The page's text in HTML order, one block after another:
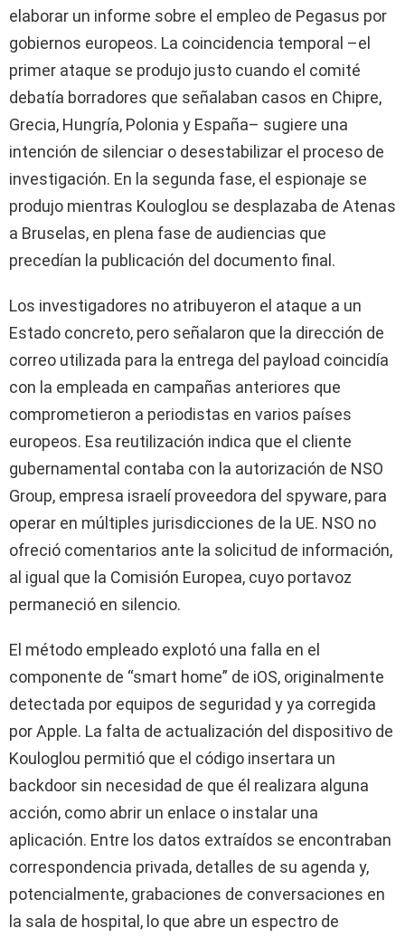
elaborar un informe sobre el empleo de Pegasus por
gobiernos europeos. La coincidencia temporal –el
primer ataque se produjo justo cuando el comité
debatía borradores que señalaban casos en Chipre,
Grecia, Hungría, Polonia y España– sugiere una
intención de silenciar o desestabilizar el proceso de
investigación. En la segunda fase, el espionaje se
produjo mientras Kouloglou se desplazaba de Atenas
a Bruselas, en plena fase de audiencias que
precedían la publicación del documento final.
Los investigadores no atribuyeron el ataque a un
Estado concreto, pero señalaron que la dirección de
correo utilizada para la entrega del payload coincidía
con la empleada en campañas anteriores que
comprometieron a periodistas en varios países
europeos. Esa reutilización indica que el cliente
gubernamental contaba con la autorización de NSO
Group, empresa israelí proveedora del spyware, para
operar en múltiples jurisdicciones de la UE. NSO no
ofreció comentarios ante la solicitud de información,
al igual que la Comisión Europea, cuyo portavoz
permaneció en silencio.
El método empleado explotó una falla en el
componente de “smart home” de iOS, originalmente
detectada por equipos de seguridad y ya corregida
por Apple. La falta de actualización del dispositivo de
Kouloglou permitió que el código insertara un
backdoor sin necesidad de que él realizara alguna
acción, como abrir un enlace o instalar una
aplicación. Entre los datos extraídos se encontraban
correspondencia privada, detalles de su agenda y,
potencialmente, grabaciones de conversaciones en
la sala de hospital, lo que abre un espectro de